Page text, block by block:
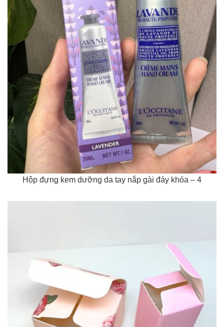
Hộp đựng kem dưỡng da tay nắp gài đáy khóa – 4